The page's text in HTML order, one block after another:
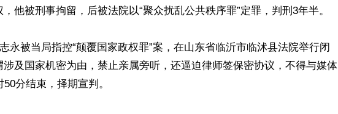
他被刑事拘留，后被法院以“聚众扰乱公共秩序罪”定罪，判刑3年半。
永被当局指控“颠覆国家政权罪”案，在山东省临沂市临沭县法院举行闭
涉及国家机密为由，禁止亲属旁听，还逼迫律师签保密协议，不得与媒体
分结束，择期宣判。